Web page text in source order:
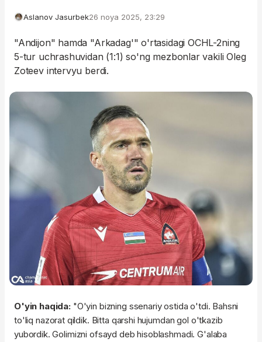
Aslanov Jasurbek26 noya 2025, 23:29
"Andijon" hamda "Arkadag'" o'rtasidagi OCHL-2ning
5-tur uchrashuvidan (1:1) so'ng mezbonlar vakili Oleg
Zoteev intervyu berdi.
O'yin haqida: "O'yin bizning ssenariy ostida o'tdi. Bahsni
to'liq nazorat qildik. Bitta qarshi hujumdan gol o'tkazib
yubordik. Golimizni ofsayd deb hisoblashmadi. G'alaba